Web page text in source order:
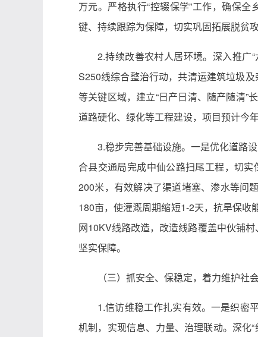
万元。严格执行“控辍保学”工作，确保
键、持续跟踪为保障，切实巩固拓展脱贫攻
2.持续改善农村人居环境。深入推广
S250线综合整治行动，共清运建筑垃圾
等关键区域，建立“日产日清、随产随清”
道路硬化、绿化等工程建设，项目预计今
3.稳步完善基础设施。一是优化道路
合县交通局完成中仙公路扫尾工程，切
200米，有效解决了渠道堵塞、渗水等问
180亩，使灌溉周期缩短1-2天，抗旱保
网10KV线路改造，改造线路覆盖中伙铺
坚实保障。
（三）抓安全、保稳定，着力维护社
1.信访维稳工作扎实有效。一是织密
机制，实现信息、力量、治理联动。深化